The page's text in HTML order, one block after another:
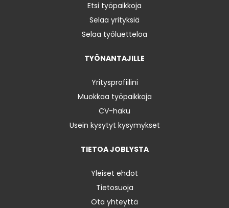
Etsi työpaikkoja
Selaa yrityksiä
Selaa työluetteloa
TYÖNANTAJILLE
Yritysprofiilini
Muokkaa työpaikkoja
CV-haku
Usein kysytyt kysymykset
TIETOA JOBLYSTA
Yleiset ehdot
Tietosuoja
Ota yhteyttä